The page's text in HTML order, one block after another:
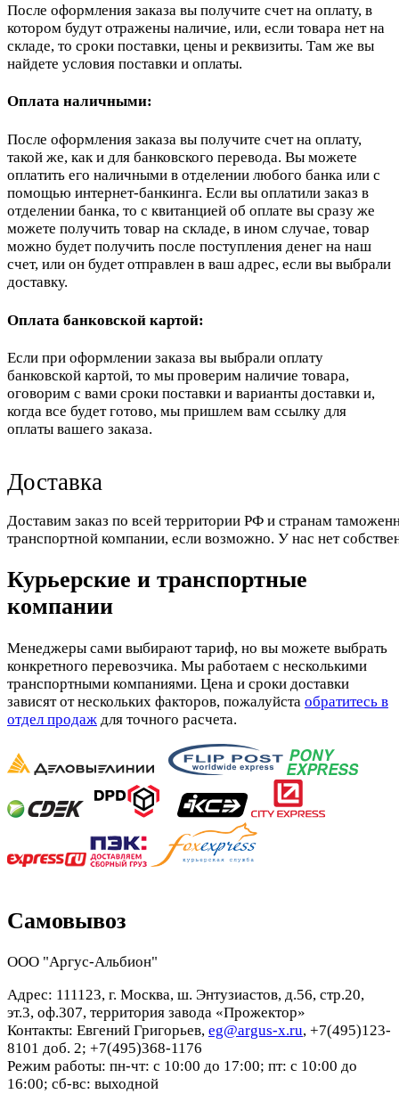
После оформления заказа вы получите счет на оплату, в
котором будут отражены наличие, или, если товара нет на
складе, то сроки поставки, цены и реквизиты. Там же вы
найдете условия поставки и оплаты.
Оплата наличными:
После оформления заказа вы получите счет на оплату,
такой же, как и для банковского перевода. Вы можете
оплатить его наличными в отделении любого банка или с
помощью интернет-банкинга. Если вы оплатили заказ в
отделении банка, то с квитанцией об оплате вы сразу же
можете получить товар на складе, в ином случае, товар
можно будет получить после поступления денег на наш
счет, или он будет отправлен в ваш адрес, если вы выбрали
доставку.
Оплата банковской картой:
Если при оформлении заказа вы выбрали оплату
банковской картой, то мы проверим наличие товара,
оговорим с вами сроки поставки и варианты доставки и,
когда все будет готово, мы пришлем вам ссылку для
оплаты вашего заказа.
Доставка
Доставим заказ по всей территории РФ и странам
транспортной компании, если возможно. У нас нет
Курьерские и транспортные
компании
Менеджеры сами выбирают тариф, но вы можете выбрать
конкретного перевозчика. Мы работаем с несколькими
транспортными компаниями. Цена и сроки доставки
зависят от нескольких факторов, пожалуйста обратитесь в
отдел продаж для точного расчета.
Самовывоз
ООО "Аргус-Альбион"
Адрес: 111123, г. Москва, ш. Энтузиастов, д.56, стр.20,
эт.3, оф.307, территория завода «Прожектор»
Контакты: Евгений Григорьев, eg@argus-x.ru, +7(495)123-
8101 доб. 2; +7(495)368-1176
Режим работы: пн-чт: с 10:00 до 17:00; пт: с 10:00 до
16:00; сб-вс: выходной